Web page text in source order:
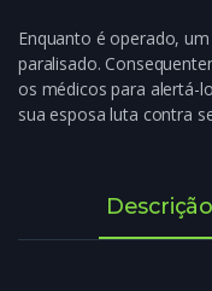
Enquanto é operado,
paralisado.
os médicos para alertá-
sua esposa luta contra
Descrição